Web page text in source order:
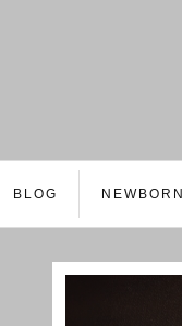
BLOG NEWBORN